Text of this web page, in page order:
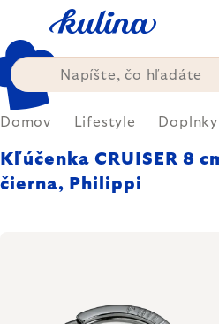
obsah
Domov Lifestyle Doplnky
Kľúčenka CRUISER 8
čierna, Philippi